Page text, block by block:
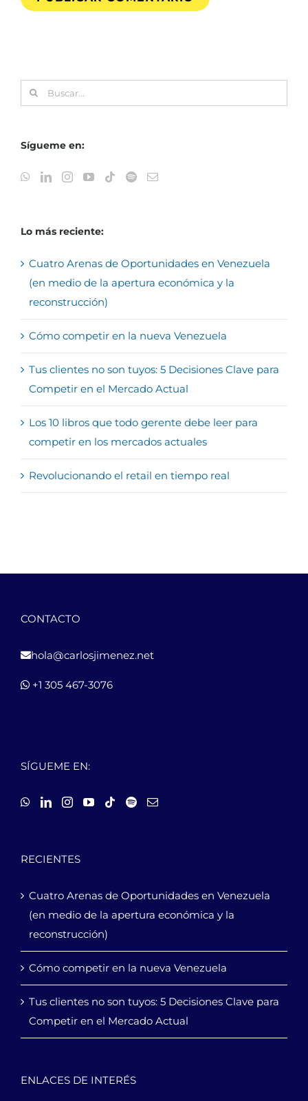
Buscar:
Sígueme en:
Lo más reciente:
Cuatro Arenas de Oportunidades en Venezuela
(en medio de la apertura económica y la
reconstrucción)
Cómo competir en la nueva Venezuela
Tus clientes no son tuyos: 5 Decisiones Clave para
Competir en el Mercado Actual
Los 10 libros que todo gerente debe leer para
competir en los mercados actuales
Revolucionando el retail en tiempo real
CONTACTO
hola@carlosjimenez.net
+1 305 467-3076
SÍGUEME EN:
RECIENTES
Cuatro Arenas de Oportunidades en Venezuela
(en medio de la apertura económica y la
reconstrucción)
Cómo competir en la nueva Venezuela
Tus clientes no son tuyos: 5 Decisiones Clave para
Competir en el Mercado Actual
ENLACES DE INTERÉS